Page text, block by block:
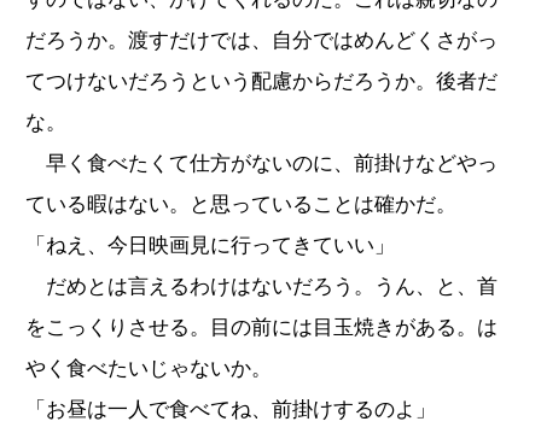
だろうか。渡すだけでは、自分ではめんどくさがっ
てつけないだろうという配慮からだろうか。後者だ
な。
早く食べたくて仕方がないのに、前掛けなどやっ
ている暇はない。と思っていることは確かだ。
「ねえ、今日映画見に行ってきていい」
だめとは言えるわけはないだろう。うん、と、首
をこっくりさせる。目の前には目玉焼きがある。は
やく食べたいじゃないか。
「お昼は一人で食べてね、前掛けするのよ」